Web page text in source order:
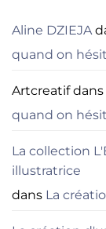
carnet
de
en
Aline DZIEJA
quand on
Artcreatifdans
quand on
La collection
illustratrice
dans La